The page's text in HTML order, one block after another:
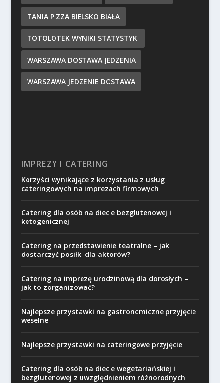
TANIA PIZZA BIELSKO BIAŁA
TOTOLOTEK WYNIKI STATYSTYKI
WARSZAWA DOSTAWA JEDZENIA
WARSZAWA JEDZENIE DOSTAWA
IMPREZY I CATERING
Korzyści wynikające z korzystania z usług
cateringowych na imprezach firmowych
Catering dla osób na diecie bezglutenowej i
ketogenicznej
Catering na przedstawienie teatralne – jak
dostarczyć posiłki dla aktorów?
Catering na imprezę urodzinową dla dorosłych –
jak to zorganizować?
Najlepsze przystawki na gastronomiczne przyjęcie
weselne
Najlepsze przystawki na cateringowe przyjęcie
Catering dla osób na diecie wegetariańskiej i
bezglutenowej z uwzględnieniem różnorodnych